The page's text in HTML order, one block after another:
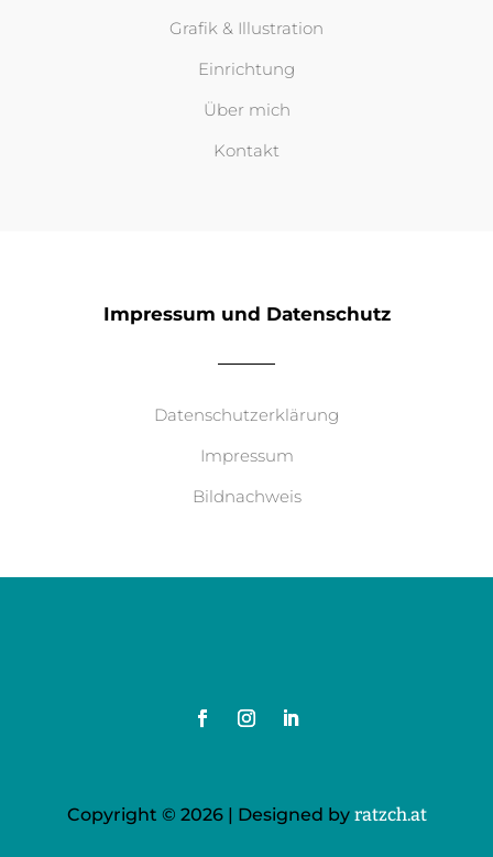
Grafik & Illustration
Einrichtung
Über mich
Kontakt
Impressum und Datenschutz
Datenschutzerklärung
Impressum
Bildnachweis
Copyright © 2026 | Designed by ratzch.at